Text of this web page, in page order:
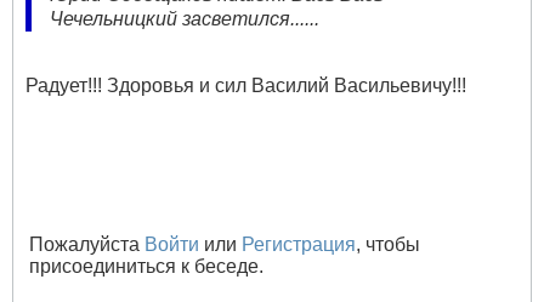
Чечельницкий засветился......
Радует!!! Здоровья и сил Василий Васильевичу!!!
Пожалуйста Войти или Регистрация, чтобы
присоединиться к беседе.